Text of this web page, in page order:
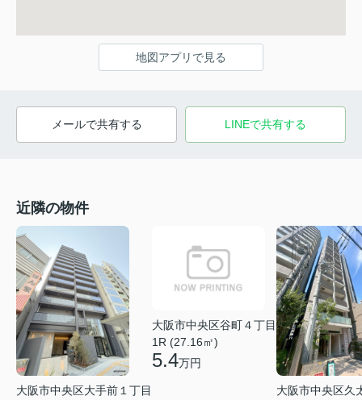
地図アプリで見る
メールで共有する LINEで共有する
近隣の物件
大阪市中央区大手前１丁目
大阪市中央区谷町４丁目
1R (27.16㎡)
5.4万円
大阪市中央区久